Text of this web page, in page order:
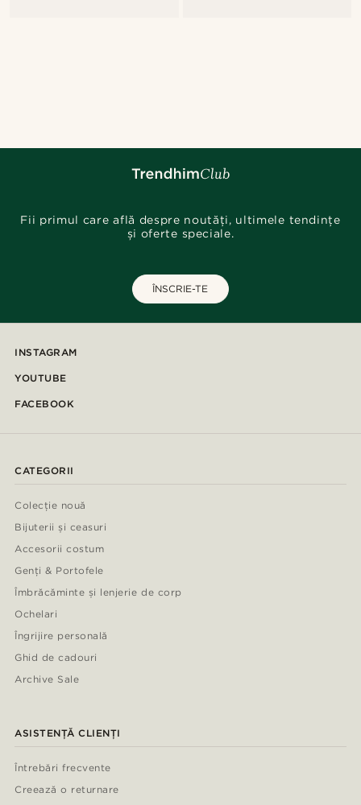
Fii primul care află despre noutăți, ultimele tendințe
și oferte speciale.
ÎNSCRIE-TE
INSTAGRAM
YOUTUBE
FACEBOOK
CATEGORII
Colecție nouă
Bijuterii și ceasuri
Accesorii costum
Genți & Portofele
Îmbrăcăminte și lenjerie de corp
Ochelari
Îngrijire personală
Ghid de cadouri
Archive Sale
ASISTENȚĂ CLIENȚI
Întrebări frecvente
Creează o returnare